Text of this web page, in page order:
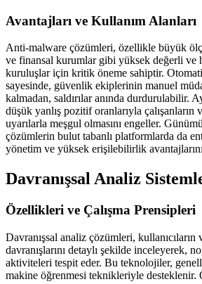
Avantajları ve Kullanım Alanları
Anti-malware çözümleri, özellikle büyük
ve finansal kurumlar gibi yüksek değerli ve
kuruluşlar için kritik öneme sahiptir.
sayesinde, güvenlik ekiplerinin manuel
kalmadan, saldırılar anında durdurulabilir.
düşük yanlış pozitif oranlarıyla çalışanların
uyarılarla meşgul olmasını engeller.
çözümlerin bulut tabanlı platformlarda da
yönetim ve yüksek erişilebilirlik avantajlarını
Davranışsal Analiz
Özellikleri ve Çalışma Prensipleri
Davranışsal analiz çözümleri, kullanıcıların
davranışlarını detaylı şekilde inceleyerek,
aktiviteleri tespit eder. Bu teknolojiler,
makine öğrenmesi teknikleriyle desteklenir.